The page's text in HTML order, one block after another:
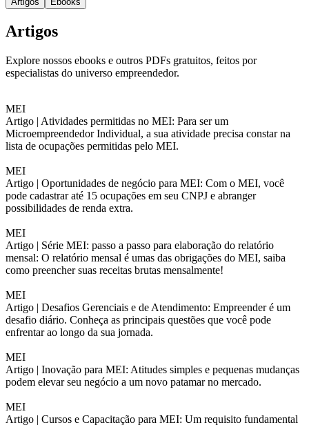
Artigos
Explore nossos ebooks e outros PDFs gratuitos, feitos por
especialistas do universo empreendedor.
MEI
Artigo | Atividades permitidas no MEI: Para ser um
Microempreendedor Individual, a sua atividade precisa constar na
lista de ocupações permitidas pelo MEI.
MEI
Artigo | Oportunidades de negócio para MEI: Com o MEI, você
pode cadastrar até 15 ocupações em seu CNPJ e abranger
possibilidades de renda extra.
MEI
Artigo | Série MEI: passo a passo para elaboração do relatório
mensal: O relatório mensal é umas das obrigações do MEI, saiba
como preencher suas receitas brutas mensalmente!
MEI
Artigo | Desafios Gerenciais e de Atendimento: Empreender é um
desafio diário. Conheça as principais questões que você pode
enfrentar ao longo da sua jornada.
MEI
Artigo | Inovação para MEI: Atitudes simples e pequenas mudanças
podem elevar seu negócio a um novo patamar no mercado.
MEI
Artigo | Cursos e Capacitação para MEI: Um requisito fundamental